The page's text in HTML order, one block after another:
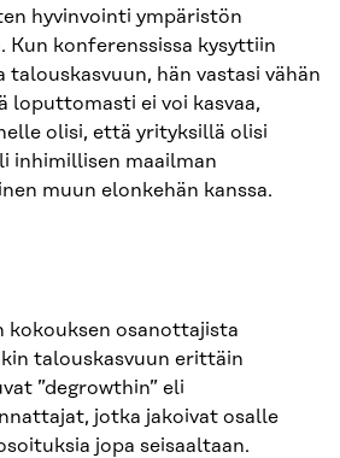
hyvinvointi ympäristön
Kun konferenssissa kysyttiin
hän vastasi vähän
loputtomasti ei voi kasvaa,
olisi, että yrityksillä olisi
inhimillisen maailman
muun elonkehän kanssa.
kokouksen osanottajista
talouskasvuun erittäin
”degrowthin” eli
jotka jakoivat osalle
jopa seisaaltaan.